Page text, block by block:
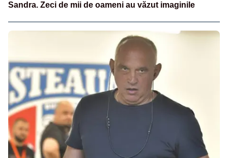
Sandra. Zeci de mii de oameni au văzut imaginile